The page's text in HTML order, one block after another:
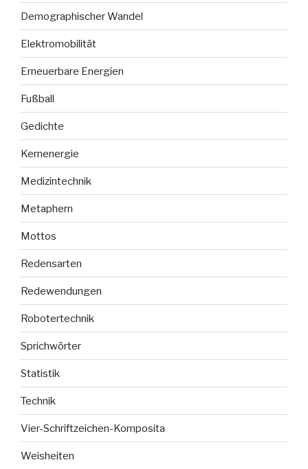
Demographischer Wandel
Elektromobilität
Erneuerbare Energien
Fußball
Gedichte
Kernenergie
Medizintechnik
Metaphern
Mottos
Redensarten
Redewendungen
Robotertechnik
Sprichwörter
Statistik
Technik
Vier-Schriftzeichen-Komposita
Weisheiten